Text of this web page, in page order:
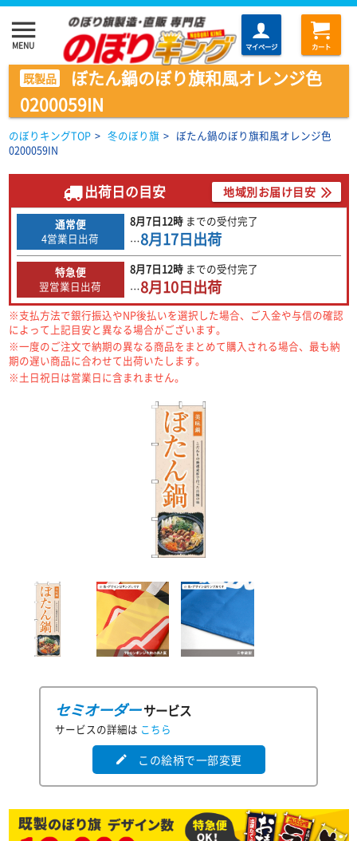
menu
MENU マイページ カート
既製品
ぼたん鍋のぼり旗和風オレンジ色
0200059IN
のぼりキングTOP > 冬のぼり旗 > ぼたん鍋のぼり旗和風オレンジ色
0200059IN
出荷日の目安 地域別お届け目安
通常便
4営業日出荷
8月7日12時 までの受付完了
…8月17日出荷
特急便
翌営業日出荷
8月7日12時 までの受付完了
…8月10日出荷
※支払方法で銀行振込やNP後払いを選択した場合、ご入金や与信の確認
によって上記目安と異なる場合がございます。
※一度のご注文で納期の異なる商品をまとめて購入される場合、最も納
期の遅い商品に合わせて出荷いたします。
※土日祝日は営業日に含まれません。
セミオーダーサービス
サービスの詳細は こちら
edit この絵柄で一部変更